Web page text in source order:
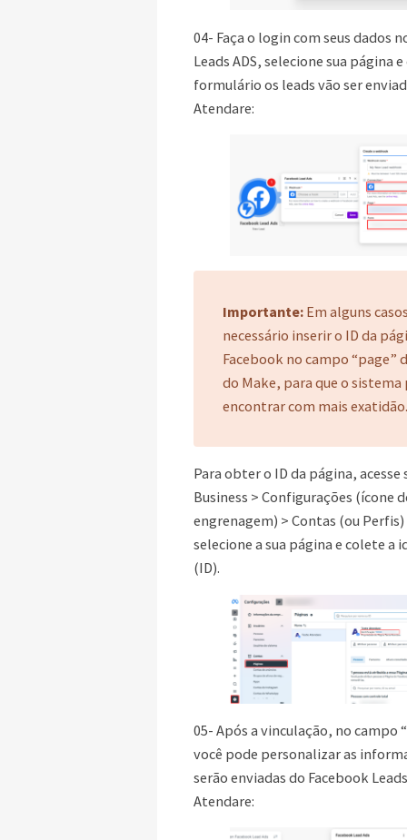
04- Faça o login com seus dados
Leads ADS, selecione sua página
formulário os leads vão ser
Atendare:
Importante: Em alguns
necessário inserir o ID da
Facebook no campo “page”
do Make, para que o sistema
encontrar com mais exatidão.
Para obter o ID da página, acesse
Business > Configurações (ícone
engrenagem) > Contas (ou Perfis)
selecione a sua página e colete a
(ID).
05- Após a vinculação, no campo
você pode personalizar as
serão enviadas do Facebook
Atendare: